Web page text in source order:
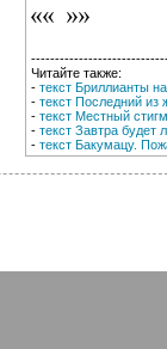
Читайте также:
- текст Бриллианты
- текст Последний из
- текст Местный
- текст Завтра будет
- текст Бакумацу.